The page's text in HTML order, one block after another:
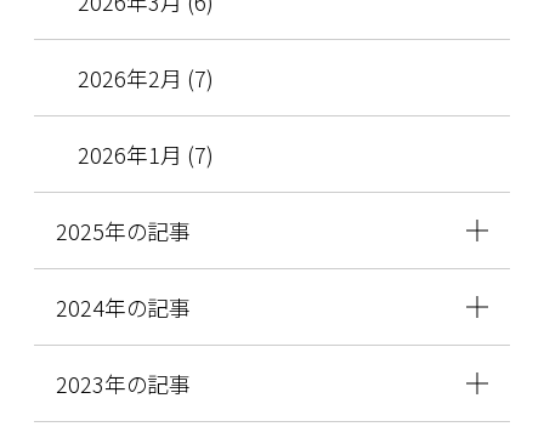
2026年2月 (7)
2026年1月 (7)
2025年の記事
2024年の記事
2023年の記事